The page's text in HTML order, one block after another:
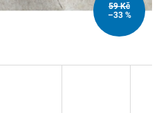
59 Kč
–33 %